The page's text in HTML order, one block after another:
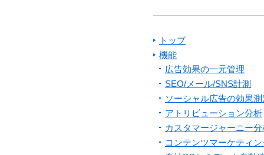
トップ
機能
広告効果の一元管理
SEO/メール/SNS計測
ソーシャル広告の効果測
アトリビューション分析
カスタマージャーニー分
コンテンツマーケティ